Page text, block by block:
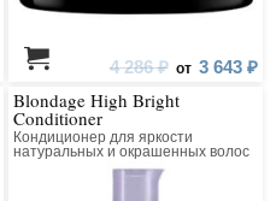
4 286 ₽ от 3 643 ₽
Blondage High Bright
Conditioner
Кондиционер для яркости
натуральных и окрашенных волос